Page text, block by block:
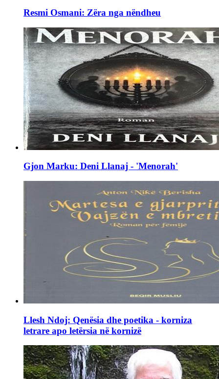
Resmi Osmani: Zëra nga nëndheu
Gjon Marku: Deni Llanaj - 'Menorah'
Llesh Ndoj: Qenësia dhe poetika - korniza
letrare apo letërsia në kornizë